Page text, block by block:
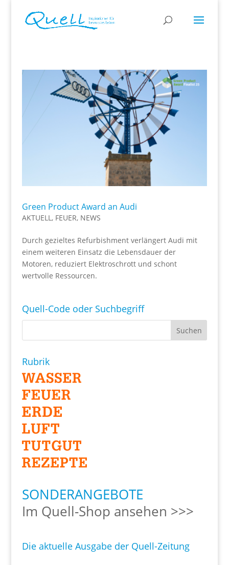
Green Product Award an Audi
AKTUELL , FEUER, NEWS
Durch gezieltes Refurbishment verlängert Audi mit
einem weiteren Einsatz die Lebensdauer der
Motoren, reduziert Elektroschrott und schont
wertvolle Ressourcen.
Quell-Code oder Suchbegriff
Rubrik
SONDERANGEBOTE
Im Quell-Shop ansehen >>>
Die aktuelle Ausgabe der Quell-Zeitung